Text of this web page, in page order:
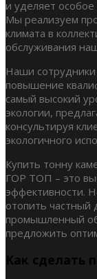
и уделяет
Мы реализуем
климата в
обслуживания
Наши
повышение
самый высокий
экологии,
консультируя
экологичного
Купить тонну
ГОР ТОП – это
эффективности.
отопить частный
промышленный
предложить
Как сделать